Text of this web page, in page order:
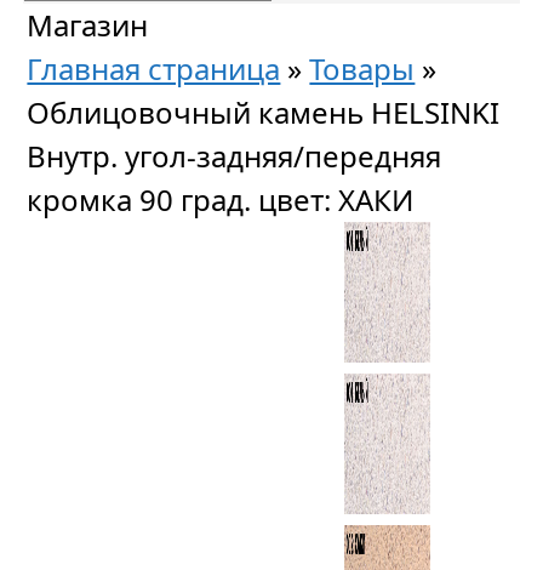
Магазин
Главная страница »Товары »
Облицовочный камень HELSINKI
Внутр. угол-задняя/передняя
кромка 90 град. цвет: ХАКИ